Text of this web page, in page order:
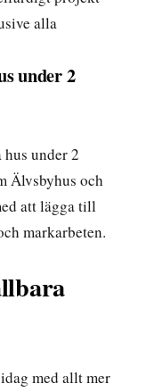
alla
under 2
under 2
Älvsbyhus och
att lägga till
markarbeten.
med allt mer